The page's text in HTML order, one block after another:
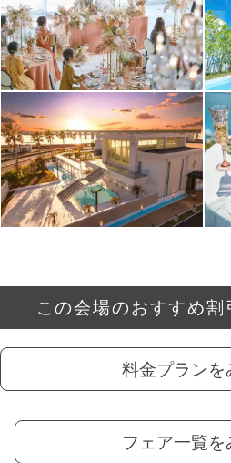
この会場のおすすめ
料金プランを
フェア一覧を